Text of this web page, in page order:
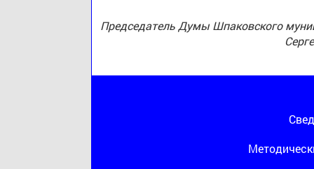
Председатель Думы Шпаковского